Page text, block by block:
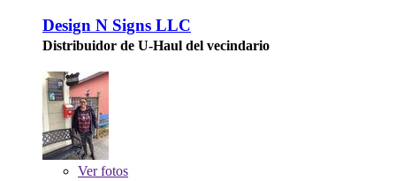
Design N Signs LLC
Distribuidor de U-Haul del vecindario
Verfotos